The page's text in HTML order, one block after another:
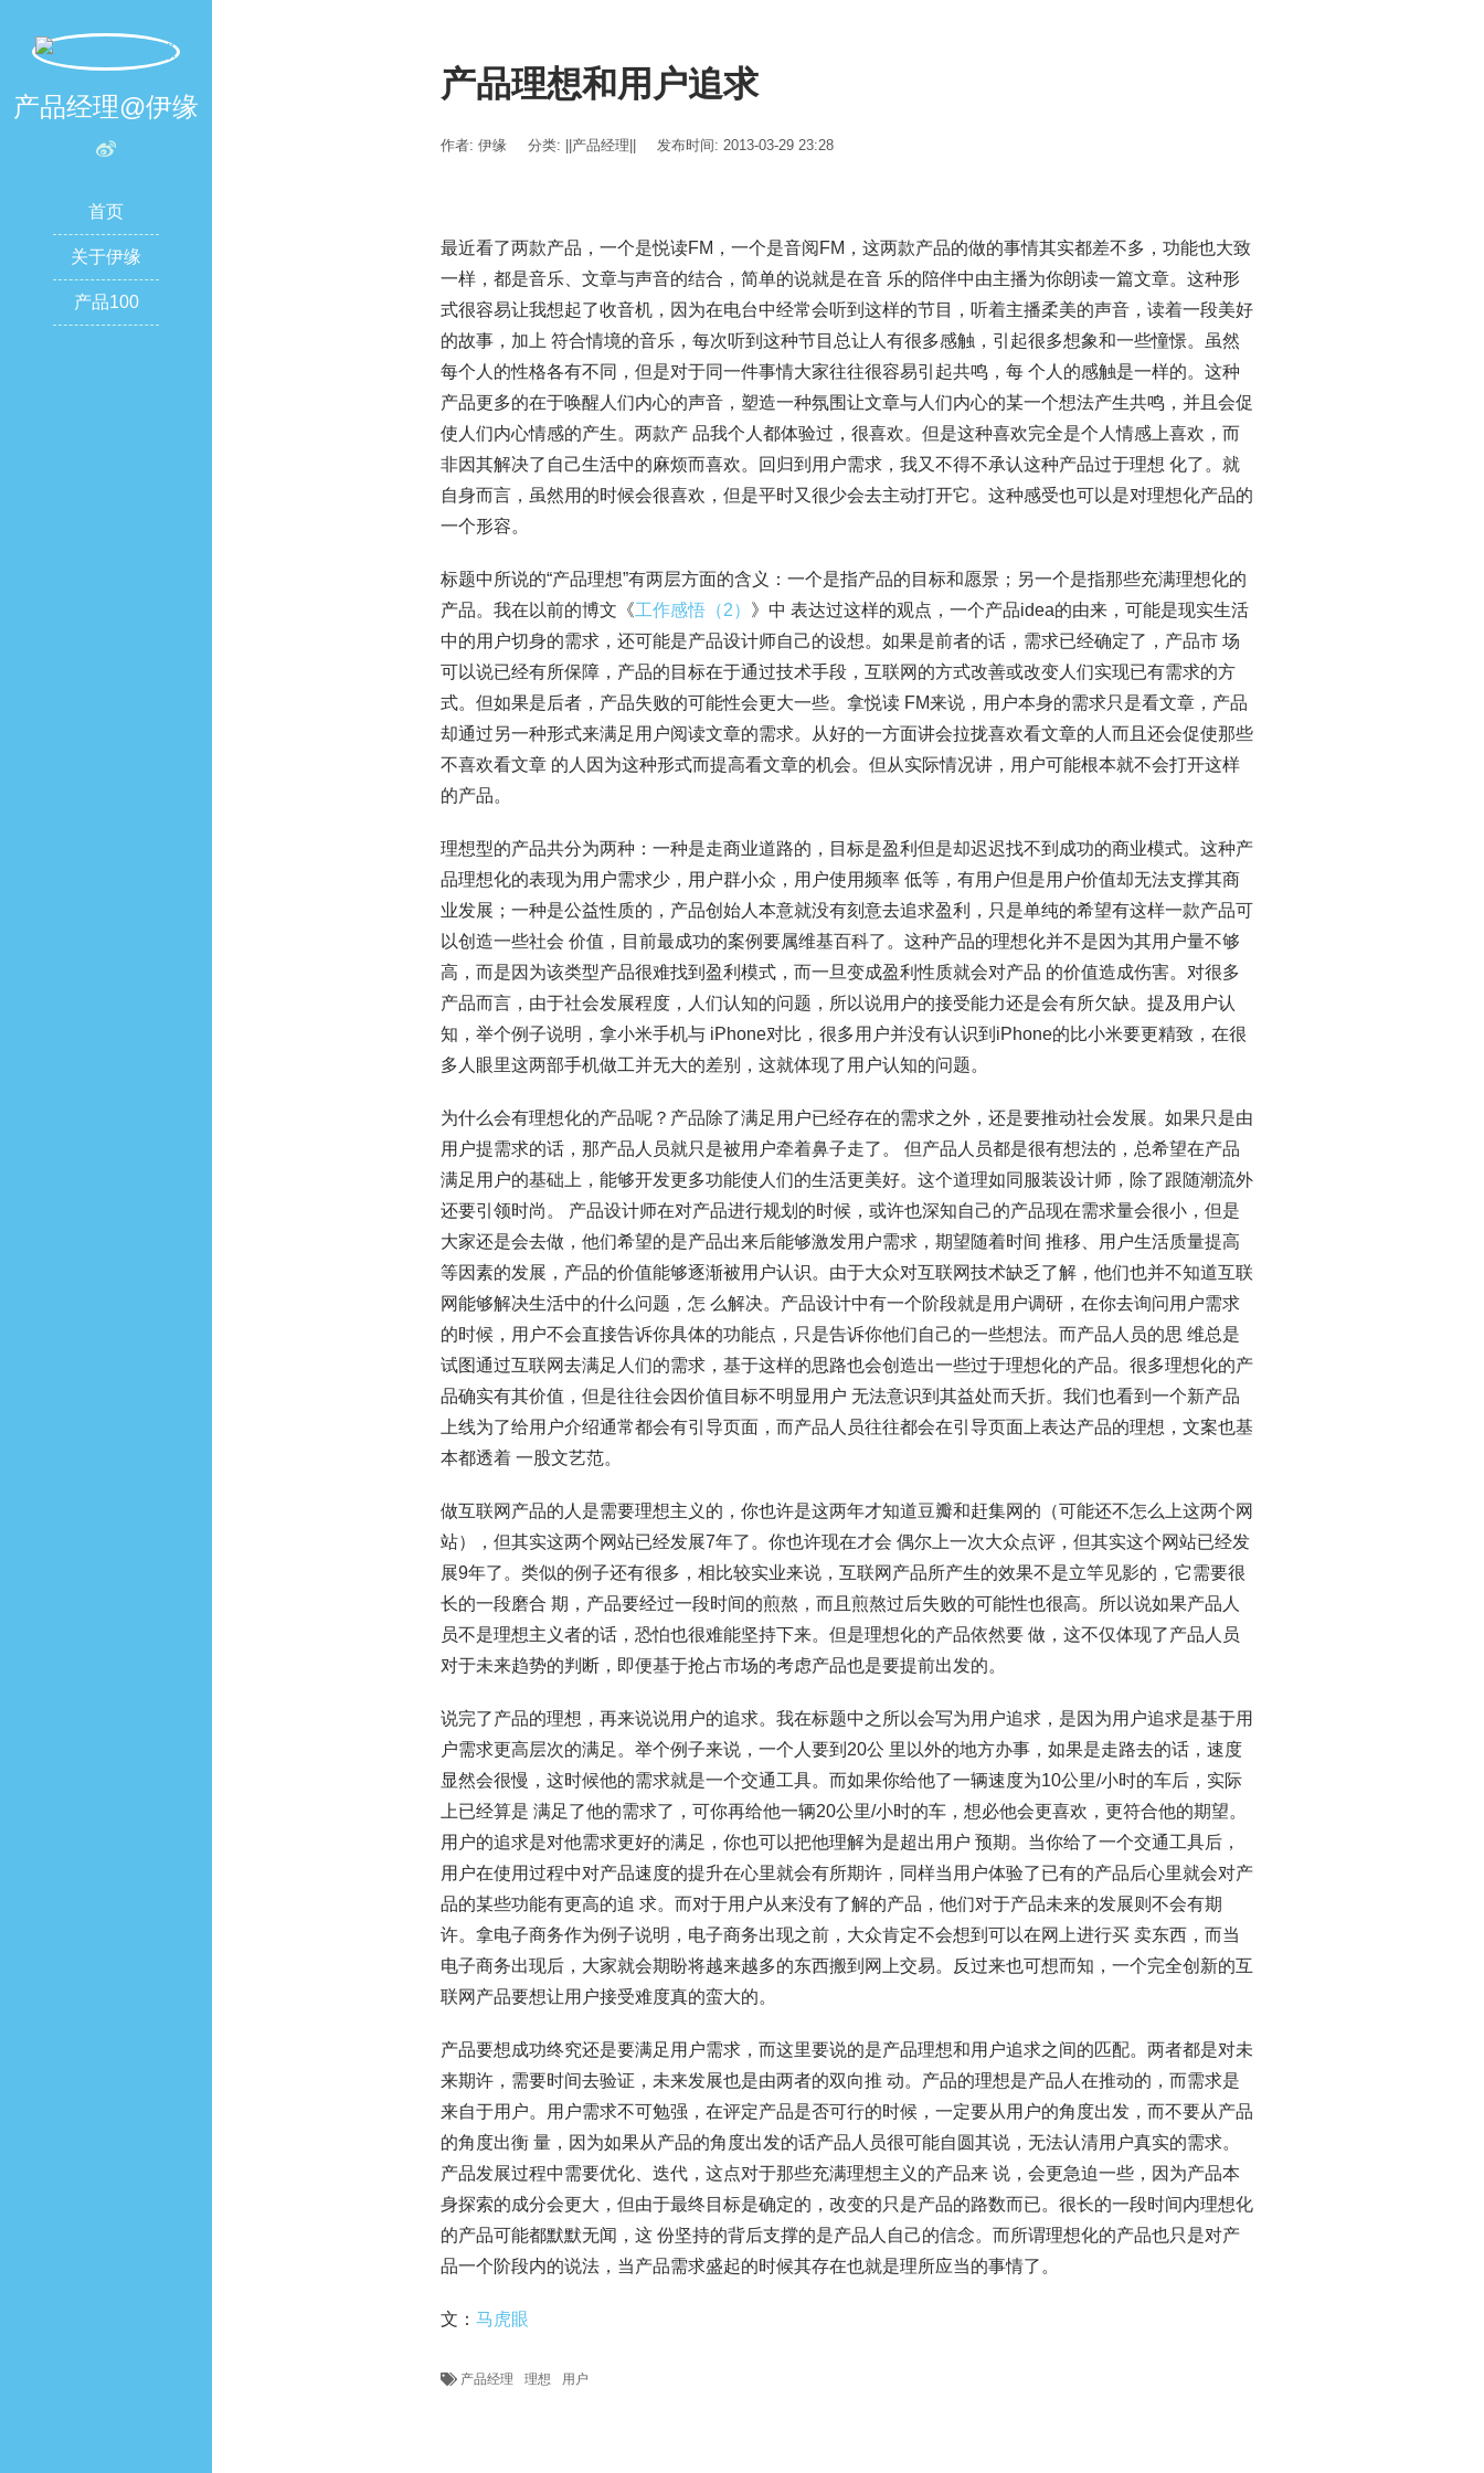
产品经理@伊缘
首页
关于伊缘
产品100
产品理想和用户追求
作者: 伊缘 分类: ||产品经理|| 发布时间: 2013-03-29 23:28
最近看了两款产品，一个是悦读FM，一个是音阅FM，这两款产品的做的事情其实都差不多，功能也大致
一样，都是音乐、文章与声音的结合，简单的说就是在音 乐的陪伴中由主播为你朗读一篇文章。这种形
式很容易让我想起了收音机，因为在电台中经常会听到这样的节目，听着主播柔美的声音，读着一段美好
的故事，加上 符合情境的音乐，每次听到这种节目总让人有很多感触，引起很多想象和一些憧憬。虽然
每个人的性格各有不同，但是对于同一件事情大家往往很容易引起共鸣，每 个人的感触是一样的。这种
产品更多的在于唤醒人们内心的声音，塑造一种氛围让文章与人们内心的某一个想法产生共鸣，并且会促
使人们内心情感的产生。两款产 品我个人都体验过，很喜欢。但是这种喜欢完全是个人情感上喜欢，而
非因其解决了自己生活中的麻烦而喜欢。回归到用户需求，我又不得不承认这种产品过于理想 化了。就
自身而言，虽然用的时候会很喜欢，但是平时又很少会去主动打开它。这种感受也可以是对理想化产品的
一个形容。
标题中所说的“产品理想”有两层方面的含义：一个是指产品的目标和愿景；另一个是指那些充满理想化的
产品。我在以前的博文《工作感悟（2） 》中 表达过这样的观点，一个产品idea的由来，可能是现实生活
中的用户切身的需求，还可能是产品设计师自己的设想。如果是前者的话，需求已经确定了，产品市 场
可以说已经有所保障，产品的目标在于通过技术手段，互联网的方式改善或改变人们实现已有需求的方
式。但如果是后者，产品失败的可能性会更大一些。拿悦读 FM来说，用户本身的需求只是看文章，产品
却通过另一种形式来满足用户阅读文章的需求。从好的一方面讲会拉拢喜欢看文章的人而且还会促使那些
不喜欢看文章 的人因为这种形式而提高看文章的机会。但从实际情况讲，用户可能根本就不会打开这样
的产品。
理想型的产品共分为两种：一种是走商业道路的，目标是盈利但是却迟迟找不到成功的商业模式。这种产
品理想化的表现为用户需求少，用户群小众，用户使用频率 低等，有用户但是用户价值却无法支撑其商
业发展；一种是公益性质的，产品创始人本意就没有刻意去追求盈利，只是单纯的希望有这样一款产品可
以创造一些社会 价值，目前最成功的案例要属维基百科了。这种产品的理想化并不是因为其用户量不够
高，而是因为该类型产品很难找到盈利模式，而一旦变成盈利性质就会对产品 的价值造成伤害。对很多
产品而言，由于社会发展程度，人们认知的问题，所以说用户的接受能力还是会有所欠缺。提及用户认
知，举个例子说明，拿小米手机与 iPhone对比，很多用户并没有认识到iPhone的比小米要更精致，在很
多人眼里这两部手机做工并无大的差别，这就体现了用户认知的问题。
为什么会有理想化的产品呢？产品除了满足用户已经存在的需求之外，还是要推动社会发展。如果只是由
用户提需求的话，那产品人员就只是被用户牵着鼻子走了。 但产品人员都是很有想法的，总希望在产品
满足用户的基础上，能够开发更多功能使人们的生活更美好。这个道理如同服装设计师，除了跟随潮流外
还要引领时尚。 产品设计师在对产品进行规划的时候，或许也深知自己的产品现在需求量会很小，但是
大家还是会去做，他们希望的是产品出来后能够激发用户需求，期望随着时间 推移、用户生活质量提高
等因素的发展，产品的价值能够逐渐被用户认识。由于大众对互联网技术缺乏了解，他们也并不知道互联
网能够解决生活中的什么问题，怎 么解决。产品设计中有一个阶段就是用户调研，在你去询问用户需求
的时候，用户不会直接告诉你具体的功能点，只是告诉你他们自己的一些想法。而产品人员的思 维总是
试图通过互联网去满足人们的需求，基于这样的思路也会创造出一些过于理想化的产品。很多理想化的产
品确实有其价值，但是往往会因价值目标不明显用户 无法意识到其益处而夭折。我们也看到一个新产品
上线为了给用户介绍通常都会有引导页面，而产品人员往往都会在引导页面上表达产品的理想，文案也基
本都透着 一股文艺范。
做互联网产品的人是需要理想主义的，你也许是这两年才知道豆瓣和赶集网的（可能还不怎么上这两个网
站），但其实这两个网站已经发展7年了。你也许现在才会 偶尔上一次大众点评，但其实这个网站已经发
展9年了。类似的例子还有很多，相比较实业来说，互联网产品所产生的效果不是立竿见影的，它需要很
长的一段磨合 期，产品要经过一段时间的煎熬，而且煎熬过后失败的可能性也很高。所以说如果产品人
员不是理想主义者的话，恐怕也很难能坚持下来。但是理想化的产品依然要 做，这不仅体现了产品人员
对于未来趋势的判断，即便基于抢占市场的考虑产品也是要提前出发的。
说完了产品的理想，再来说说用户的追求。我在标题中之所以会写为用户追求，是因为用户追求是基于用
户需求更高层次的满足。举个例子来说，一个人要到20公 里以外的地方办事，如果是走路去的话，速度
显然会很慢，这时候他的需求就是一个交通工具。而如果你给他了一辆速度为10公里/小时的车后，实际
上已经算是 满足了他的需求了，可你再给他一辆20公里/小时的车，想必他会更喜欢，更符合他的期望。
用户的追求是对他需求更好的满足，你也可以把他理解为是超出用户 预期。当你给了一个交通工具后，
用户在使用过程中对产品速度的提升在心里就会有所期许，同样当用户体验了已有的产品后心里就会对产
品的某些功能有更高的追 求。而对于用户从来没有了解的产品，他们对于产品未来的发展则不会有期
许。拿电子商务作为例子说明，电子商务出现之前，大众肯定不会想到可以在网上进行买 卖东西，而当
电子商务出现后，大家就会期盼将越来越多的东西搬到网上交易。反过来也可想而知，一个完全创新的互
联网产品要想让用户接受难度真的蛮大的。
产品要想成功终究还是要满足用户需求，而这里要说的是产品理想和用户追求之间的匹配。两者都是对未
来期许，需要时间去验证，未来发展也是由两者的双向推 动。产品的理想是产品人在推动的，而需求是
来自于用户。用户需求不可勉强，在评定产品是否可行的时候，一定要从用户的角度出发，而不要从产品
的角度出衡 量，因为如果从产品的角度出发的话产品人员很可能自圆其说，无法认清用户真实的需求。
产品发展过程中需要优化、迭代，这点对于那些充满理想主义的产品来 说，会更急迫一些，因为产品本
身探索的成分会更大，但由于最终目标是确定的，改变的只是产品的路数而已。很长的一段时间内理想化
的产品可能都默默无闻，这 份坚持的背后支撑的是产品人自己的信念。而所谓理想化的产品也只是对产
品一个阶段内的说法，当产品需求盛起的时候其存在也就是理所应当的事情了。
文： 马虎眼
产品经理 理想 用户